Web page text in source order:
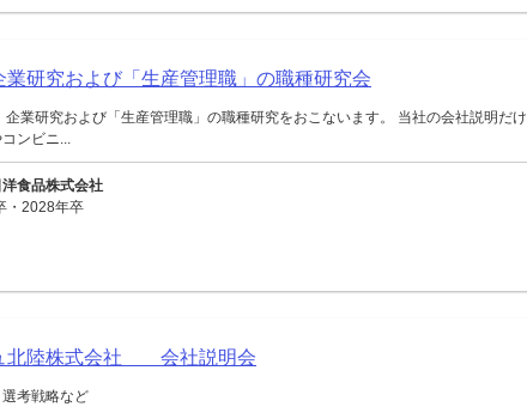
業研究および「生産管理職」の職種研究会
企業研究および「生産管理職」の職種研究をおこないます。 当社の会社説明だ
ンビニ...
食品株式会社
・2028年卒
北陸株式会社 会社説明会
考戦略など